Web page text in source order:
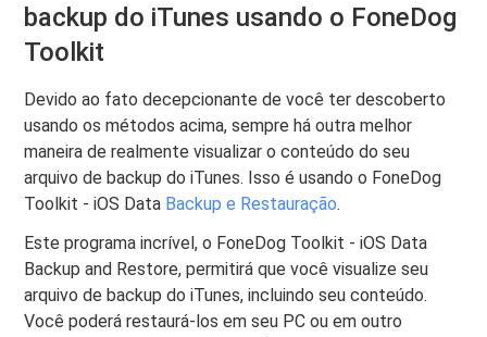
backup do iTunes usando o FoneDog
Toolkit
Devido ao fato decepcionante de você ter descoberto
usando os métodos acima, sempre há outra melhor
maneira de realmente visualizar o conteúdo do seu
arquivo de backup do iTunes. Isso é usando o FoneDog
Toolkit - iOS Data Backup e Restauração.
Este programa incrível, o FoneDog Toolkit - iOS Data
Backup and Restore, permitirá que você visualize seu
arquivo de backup do iTunes, incluindo seu conteúdo.
Você poderá restaurá-los em seu PC ou em outro